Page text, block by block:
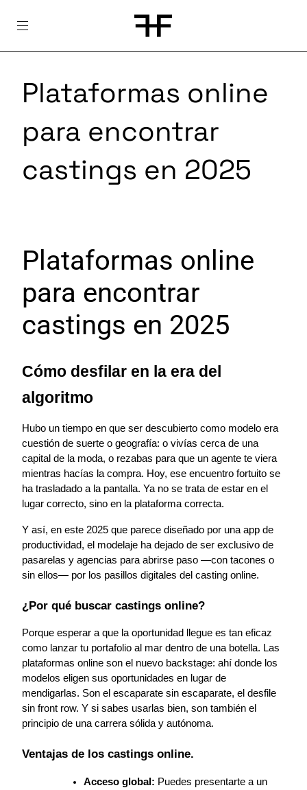
Plataformas online
para encontrar
castings en 2025
Plataformas online
para encontrar
castings en 2025
Cómo desfilar en la era del
algoritmo
Hubo un tiempo en que ser descubierto como modelo era
cuestión de suerte o geografía: o vivías cerca de una
capital de la moda, o rezabas para que un agente te viera
mientras hacías la compra. Hoy, ese encuentro fortuito se
ha trasladado a la pantalla. Ya no se trata de estar en el
lugar correcto, sino en la plataforma correcta.
Y así, en este 2025 que parece diseñado por una app de
productividad, el modelaje ha dejado de ser exclusivo de
pasarelas y agencias para abrirse paso —con tacones o
sin ellos— por los pasillos digitales del casting online.
¿Por qué buscar castings online?
Porque esperar a que la oportunidad llegue es tan eficaz
como lanzar tu portafolio al mar dentro de una botella. Las
plataformas online son el nuevo backstage: ahí donde los
modelos eligen sus oportunidades en lugar de
mendigarlas. Son el escaparate sin escaparate, el desfile
sin front row. Y si sabes usarlas bien, son también el
principio de una carrera sólida y autónoma.
Ventajas de los castings online.
Acceso global: Puedes presentarte a un